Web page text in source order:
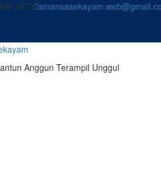
3672
Anggun Terampil Unggul